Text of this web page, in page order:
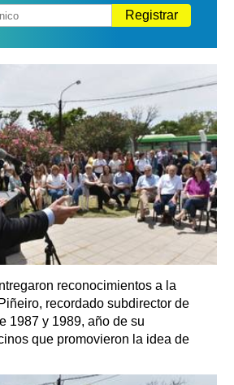
Registrar
reconocimientos a la
recordado subdirector de
1987 y 1989, año de su
que promovieron la idea de